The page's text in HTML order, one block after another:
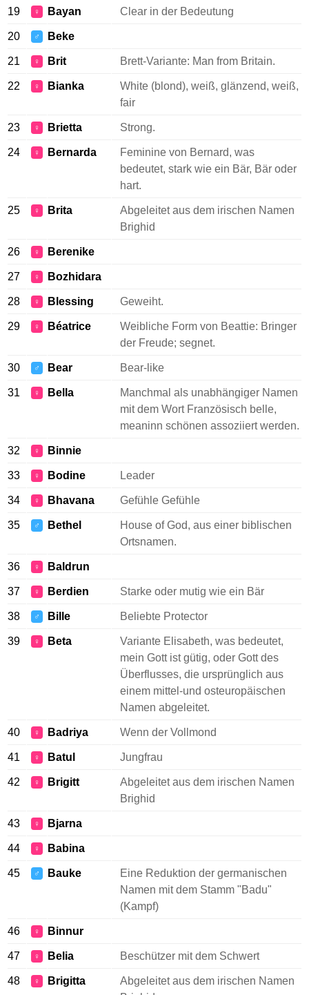
19 ♀ Bayan Clear in der Bedeutung
20 ♂ Beke
21 ♀ Brit Brett-Variante: Man from Britain.
22 ♀ Bianka
White (blond), weiß, glänzend, weiß,
fair
23 ♀ Brietta Strong.
24 ♀ Bernarda
Feminine von Bernard, was
bedeutet, stark wie ein Bär, Bär oder
hart.
25 ♀ Brita
Abgeleitet aus dem irischen Namen
Brighid
26 ♀ Berenike
27 ♀ Bozhidara
28 ♀ Blessing Geweiht.
29 ♀ Béatrice
Weibliche Form von Beattie: Bringer
der Freude; segnet.
30 ♂ Bear Bear-like
31 ♀ Bella
Manchmal als unabhängiger Namen
mit dem Wort Französisch belle,
meaninn schönen assoziiert werden.
32 ♀ Binnie
33 ♀ Bodine Leader
34 ♀ Bhavana Gefühle Gefühle
35 ♂ Bethel
House of God, aus einer biblischen
Ortsnamen.
36 ♀ Baldrun
37 ♀ Berdien Starke oder mutig wie ein Bär
38 ♂ Bille Beliebte Protector
39 ♀ Beta
Variante Elisabeth, was bedeutet,
mein Gott ist gütig, oder Gott des
Überflusses, die ursprünglich aus
einem mittel-und osteuropäischen
Namen abgeleitet.
40 ♀ Badriya Wenn der Vollmond
41 ♀ Batul Jungfrau
42 ♀ Brigitt
Abgeleitet aus dem irischen Namen
Brighid
43 ♀ Bjarna
44 ♀ Babina
45 ♂ Bauke
Eine Reduktion der germanischen
Namen mit dem Stamm "Badu"
(Kampf)
46 ♀ Binnur
47 ♀ Belia Beschützer mit dem Schwert
48 ♀ Brigitta
Abgeleitet aus dem irischen Namen